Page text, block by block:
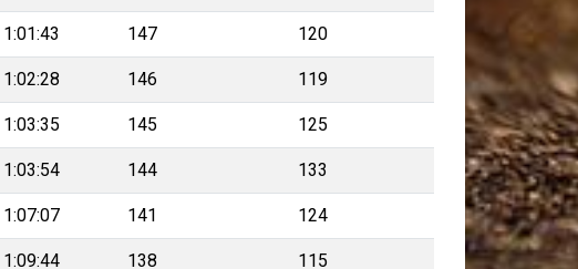
1:01:43 147 120
1:02:28 146 119
1:03:35 145 125
1:03:54 144 133
1:07:07 141 124
1:09:44 138 115